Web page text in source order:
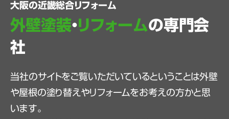
大阪の近畿総合リフォーム
外壁塗装・リフォームの専門会
社
当社のサイトをご覧いただいているということは外壁
や屋根の塗り替えやリフォームをお考えの方かと思
います。